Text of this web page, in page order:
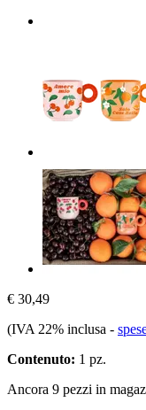
€ 30,49
(IVA 22% inclusa -
Contenuto: 1 pz.
Ancora 9 pezzi in